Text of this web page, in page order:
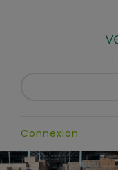
Connexion